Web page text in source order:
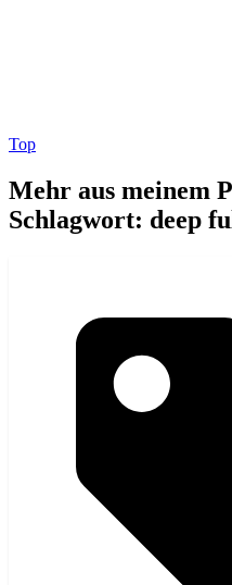
Top
Mehr aus meinem
Schlagwort: deep